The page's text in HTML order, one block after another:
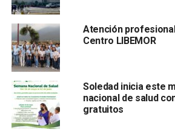
ni de otras enfermedades como
sospechoso permanece bajo
Atención
Centro LIBEMOR
Soledad inicia este
nacional de salud
gratuitos